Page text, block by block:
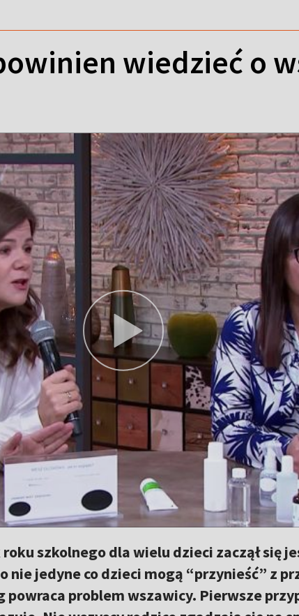
wiedzieć o
szkolnego dla wielu dzieci zaczął się
nie jedyne co dzieci mogą “przynieść” z
powraca problem wszawicy. Pierwsze